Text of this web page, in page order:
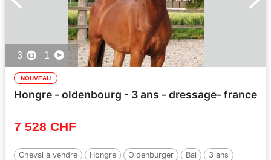
3 1
NOUVEAU
Hongre - oldenbourg - 3 ans - dressage- france
7 528 CHF
Cheval à vendre Hongre Oldenburger Bai
3 ans